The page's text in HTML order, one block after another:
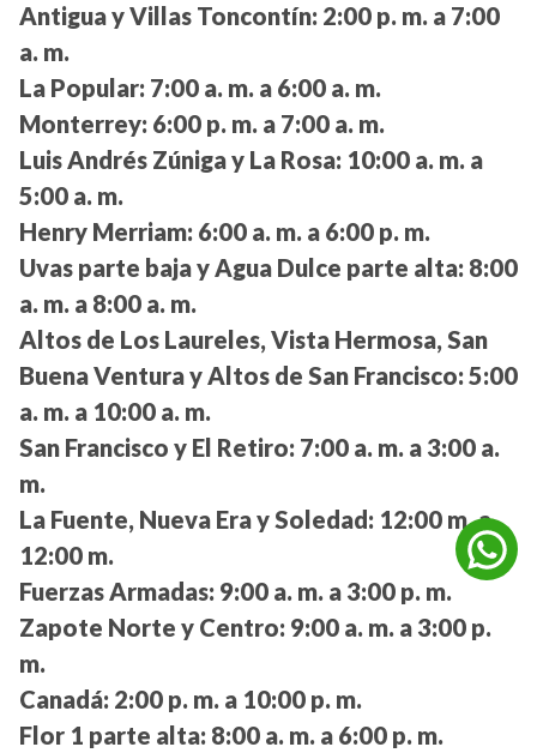
Antigua y Villas Toncontín: 2:00 p. m. a 7:00
a. m.
La Popular: 7:00 a. m. a 6:00 a. m.
Monterrey: 6:00 p. m. a 7:00 a. m.
Luis Andrés Zúniga y La Rosa: 10:00 a. m. a
5:00 a. m.
Henry Merriam: 6:00 a. m. a 6:00 p. m.
Uvas parte baja y Agua Dulce parte alta: 8:00
a. m. a 8:00 a. m.
Altos de Los Laureles, Vista Hermosa, San
Buena Ventura y Altos de San Francisco: 5:00
a. m. a 10:00 a. m.
San Francisco y El Retiro: 7:00 a. m. a 3:00 a.
m.
La Fuente, Nueva Era y Soledad: 12:00 m. a
12:00 m.
Fuerzas Armadas: 9:00 a. m. a 3:00 p. m.
Zapote Norte y Centro: 9:00 a. m. a 3:00 p.
m.
Canadá: 2:00 p. m. a 10:00 p. m.
Flor 1 parte alta: 8:00 a. m. a 6:00 p. m.